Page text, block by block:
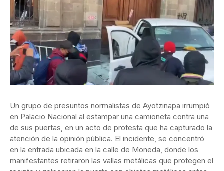
Un grupo de presuntos normalistas de Ayotzinapa irrumpió
en Palacio Nacional al estampar una camioneta contra una
de sus puertas, en un acto de protesta que ha capturado la
atención de la opinión pública. El incidente, se concentró
en la entrada ubicada en la calle de Moneda, donde los
manifestantes retiraron las vallas metálicas que protegen el